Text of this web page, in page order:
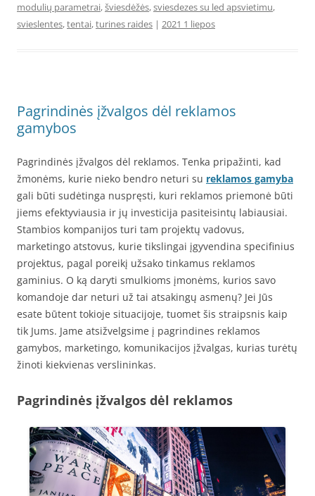
modulių parametrai,šviesdėžės,sviesdezes su led apsvietimu,
svieslentes,tentai,turines raides | 2021 1 liepos
Pagrindinės įžvalgos dėl reklamos
gamybos
Pagrindinės įžvalgos dėl reklamos. Tenka pripažinti, kad
žmonėms, kurie nieko bendro neturi su reklamos gamyba
gali būti sudėtinga nuspręsti, kuri reklamos priemonė būti
jiems efektyviausia ir jų investicija pasiteisintų labiausiai.
Stambios kompanijos turi tam projektų vadovus,
marketingo atstovus, kurie tikslingai įgyvendina specifinius
projektus, pagal poreikį užsako tinkamus reklamos
gaminius. O ką daryti smulkioms įmonėms, kurios savo
komandoje dar neturi už tai atsakingų asmenų? Jei Jūs
esate būtent tokioje situacijoje, tuomet šis straipsnis kaip
tik Jums. Jame atsižvelgsime į pagrindines reklamos
gamybos, marketingo, komunikacijos įžvalgas, kurias turėtų
žinoti kiekvienas verslininkas.
Pagrindinės įžvalgos dėl reklamos